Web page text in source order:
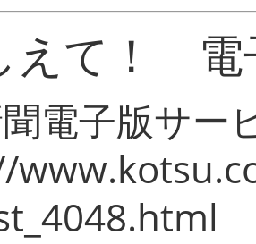
えて！ 電
電子版サー